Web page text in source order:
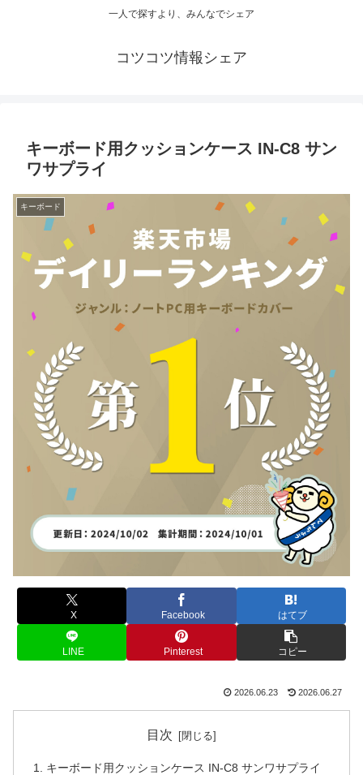
一人で探すより、みんなでシェア
コツコツ情報シェア
キーボード用クッションケース IN-C8 サン
ワサプライ
キーボード
X Facebook はてブ
LINE Pinterest コピー
2026.06.23 2026.06.27
目次
キーボード用クッションケース IN-C8 サンワサプライ